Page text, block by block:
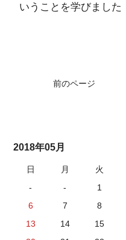
いうことを学びました
前のページ
2018年05月
日 月 火
-
- 1
6
7 8
13
14 15